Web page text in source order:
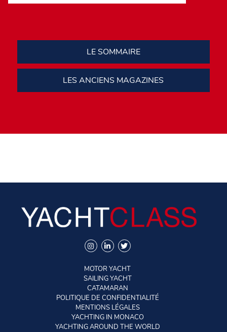
LE SOMMAIRE
LES ANCIENS MAGAZINES
MOTOR YACHT
SAILING YACHT
CATAMARAN
POLITIQUE DE CONFIDENTIALITÉ
MENTIONS LÉGALES
YACHTING IN MONACO
YACHTING AROUND THE WORLD